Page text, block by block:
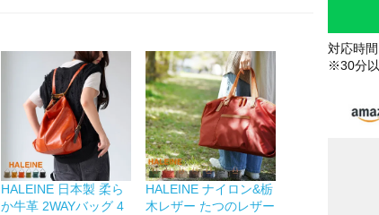
HALEINE 日本製 柔ら
か牛革 2WAYバッグ 4
HALEINE ナイロン&栃
木レザー たつのレザー
対応時
※30分以